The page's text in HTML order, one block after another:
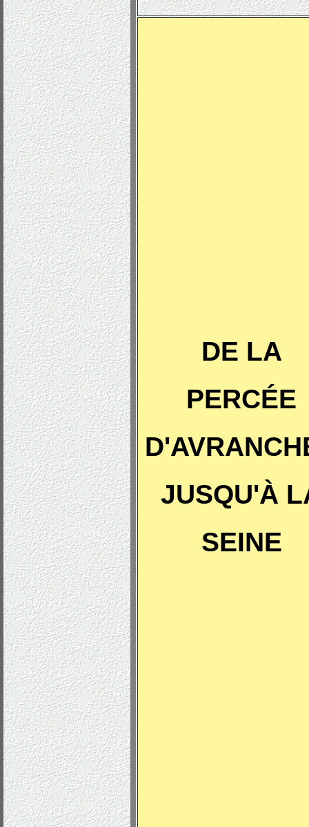
DE LA
PERCÉE
JUSQU'À
SEINE